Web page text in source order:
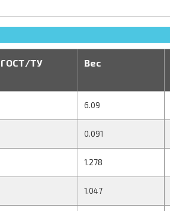
ГОСТ/ТУ Вес
6.09
0.091
1.278
1.047